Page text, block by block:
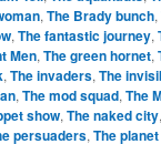
,The Brady bunch,
,The fantastic journey,
Men,The green hornet,
,The invaders,The
,The mod squad,The
show,The naked city
persuaders,The